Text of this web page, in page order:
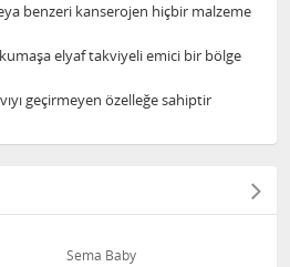
benzeri kanserojen hiçbir malzeme
elyaf takviyeli emici bir bölge
geçirmeyen özelleğe sahiptir
Sema Baby